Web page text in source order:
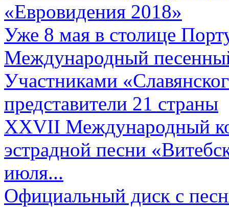
«Евровидения 2018»
Уже 8 мая в столице
Международный
Участниками
представители 21 страны
XXVII Международный
эстрадной песни
июля...
Официальный диск с